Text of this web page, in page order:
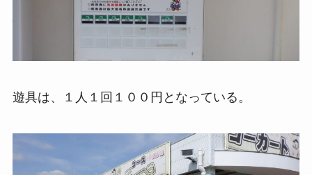
遊具は、１人１回１００円となっている。